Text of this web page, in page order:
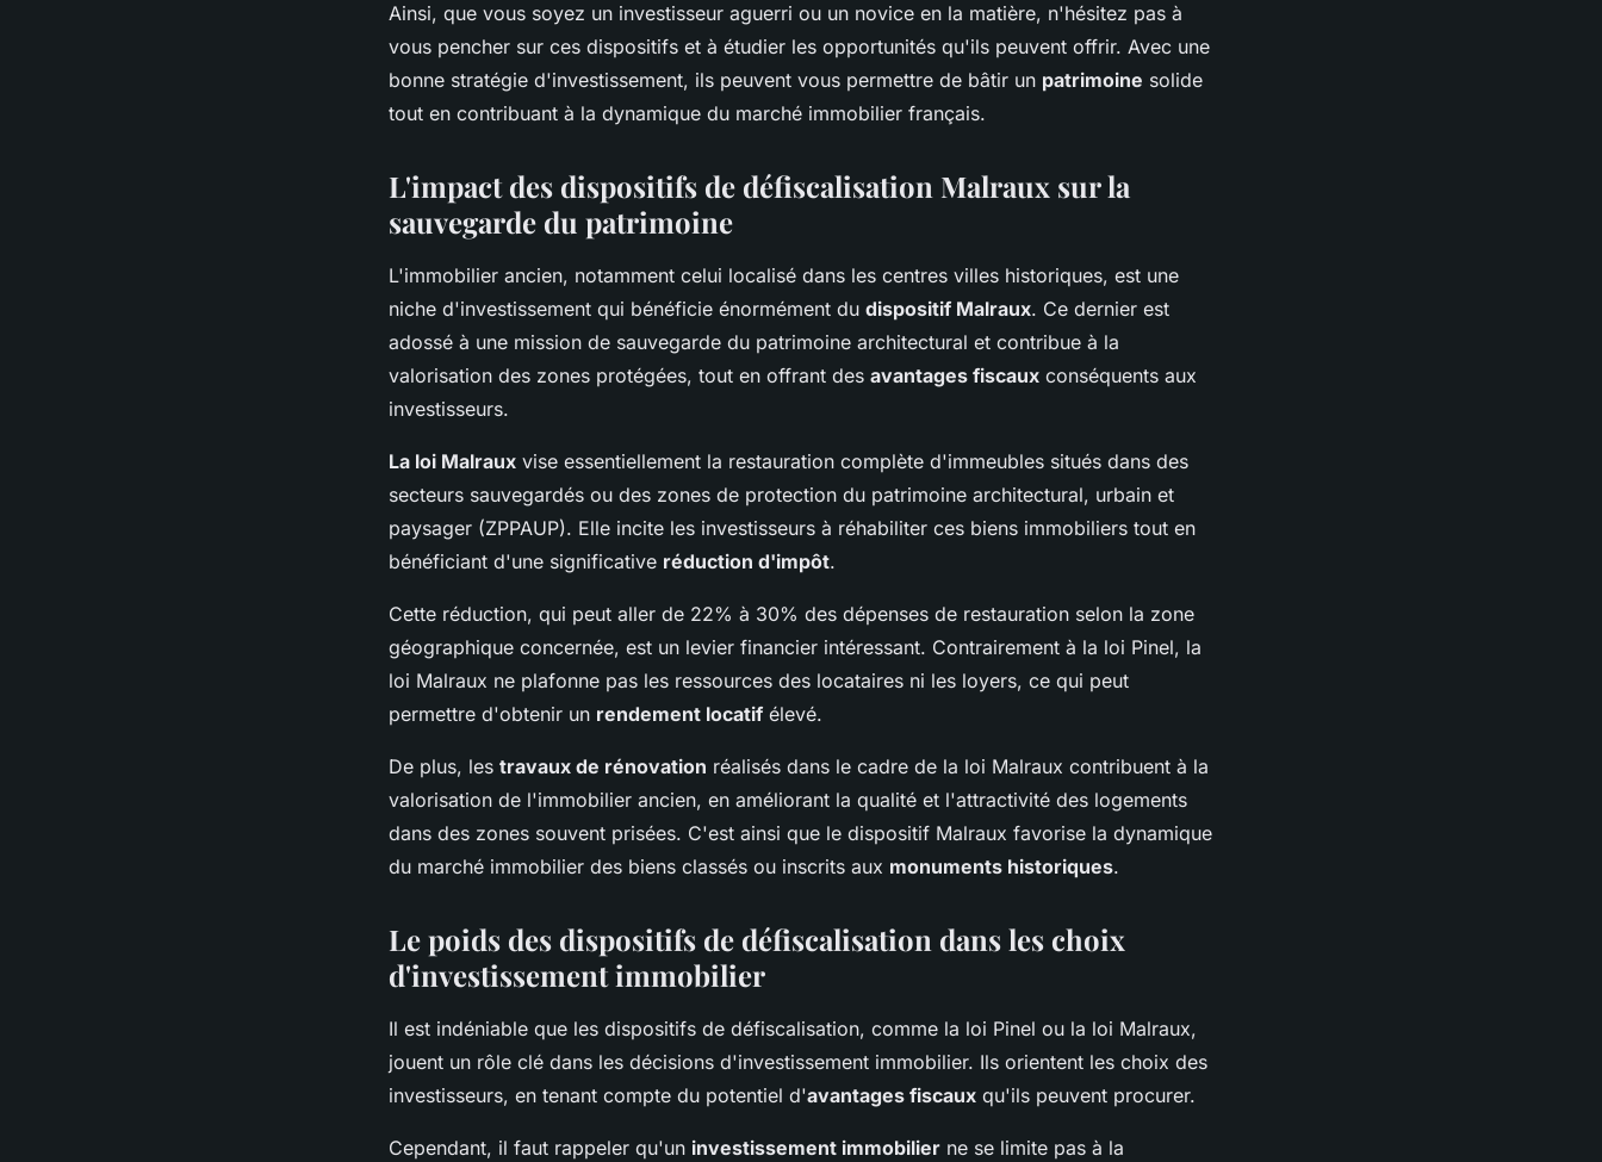
Ainsi, que vous soyez un investisseur aguerri ou un novice en la matière, n'hésitez pas à
vous pencher sur ces dispositifs et à étudier les opportunités qu'ils peuvent offrir. Avec une
bonne stratégie d'investissement, ils peuvent vous permettre de bâtir un patrimoine solide
tout en contribuant à la dynamique du marché immobilier français.
L'impact des dispositifs de défiscalisation Malraux sur la
sauvegarde du patrimoine
L'immobilier ancien, notamment celui localisé dans les centres villes historiques, est une
niche d'investissement qui bénéficie énormément du dispositif Malraux. Ce dernier est
adossé à une mission de sauvegarde du patrimoine architectural et contribue à la
valorisation des zones protégées, tout en offrant des avantages fiscaux conséquents aux
investisseurs.
La loi Malraux vise essentiellement la restauration complète d'immeubles situés dans des
secteurs sauvegardés ou des zones de protection du patrimoine architectural, urbain et
paysager (ZPPAUP). Elle incite les investisseurs à réhabiliter ces biens immobiliers tout en
bénéficiant d'une significative réduction d'impôt.
Cette réduction, qui peut aller de 22% à 30% des dépenses de restauration selon la zone
géographique concernée, est un levier financier intéressant. Contrairement à la loi Pinel, la
loi Malraux ne plafonne pas les ressources des locataires ni les loyers, ce qui peut
permettre d'obtenir un rendement locatif élevé.
De plus, les travaux de rénovation réalisés dans le cadre de la loi Malraux contribuent à la
valorisation de l'immobilier ancien, en améliorant la qualité et l'attractivité des logements
dans des zones souvent prisées. C'est ainsi que le dispositif Malraux favorise la dynamique
du marché immobilier des biens classés ou inscrits aux monuments historiques.
Le poids des dispositifs de défiscalisation dans les choix
d'investissement immobilier
Il est indéniable que les dispositifs de défiscalisation, comme la loi Pinel ou la loi Malraux,
jouent un rôle clé dans les décisions d'investissement immobilier. Ils orientent les choix des
investisseurs, en tenant compte du potentiel d'avantages fiscaux qu'ils peuvent procurer.
Cependant, il faut rappeler qu'un investissement immobilier ne se limite pas à la